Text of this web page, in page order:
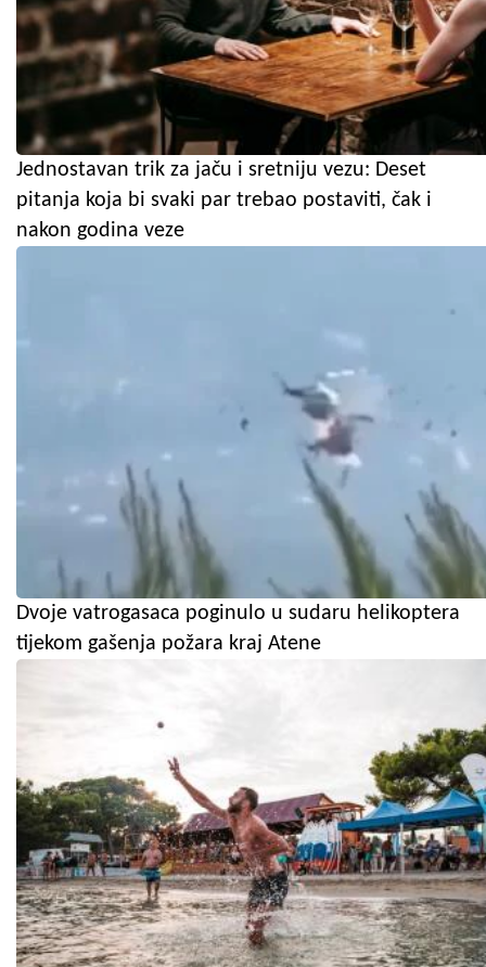
Jednostavan trik za jaču i sretniju vezu: Deset
pitanja koja bi svaki par trebao postaviti, čak i
nakon godina veze
Dvoje vatrogasaca poginulo u sudaru helikoptera
tijekom gašenja požara kraj Atene